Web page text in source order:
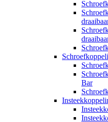
Bar